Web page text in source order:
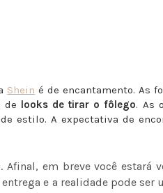
Shein é de encantamento. As
de looks de tirar o fôlego. As
estilo. A expectativa de
em breve você estará
e a realidade pode